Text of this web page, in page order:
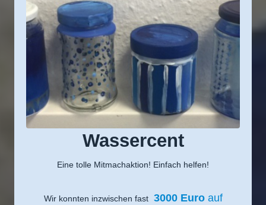
Wassercent
Eine tolle Mitmachaktion! Einfach helfen!
Wir konnten inzwischen fast 3000 Euroauf